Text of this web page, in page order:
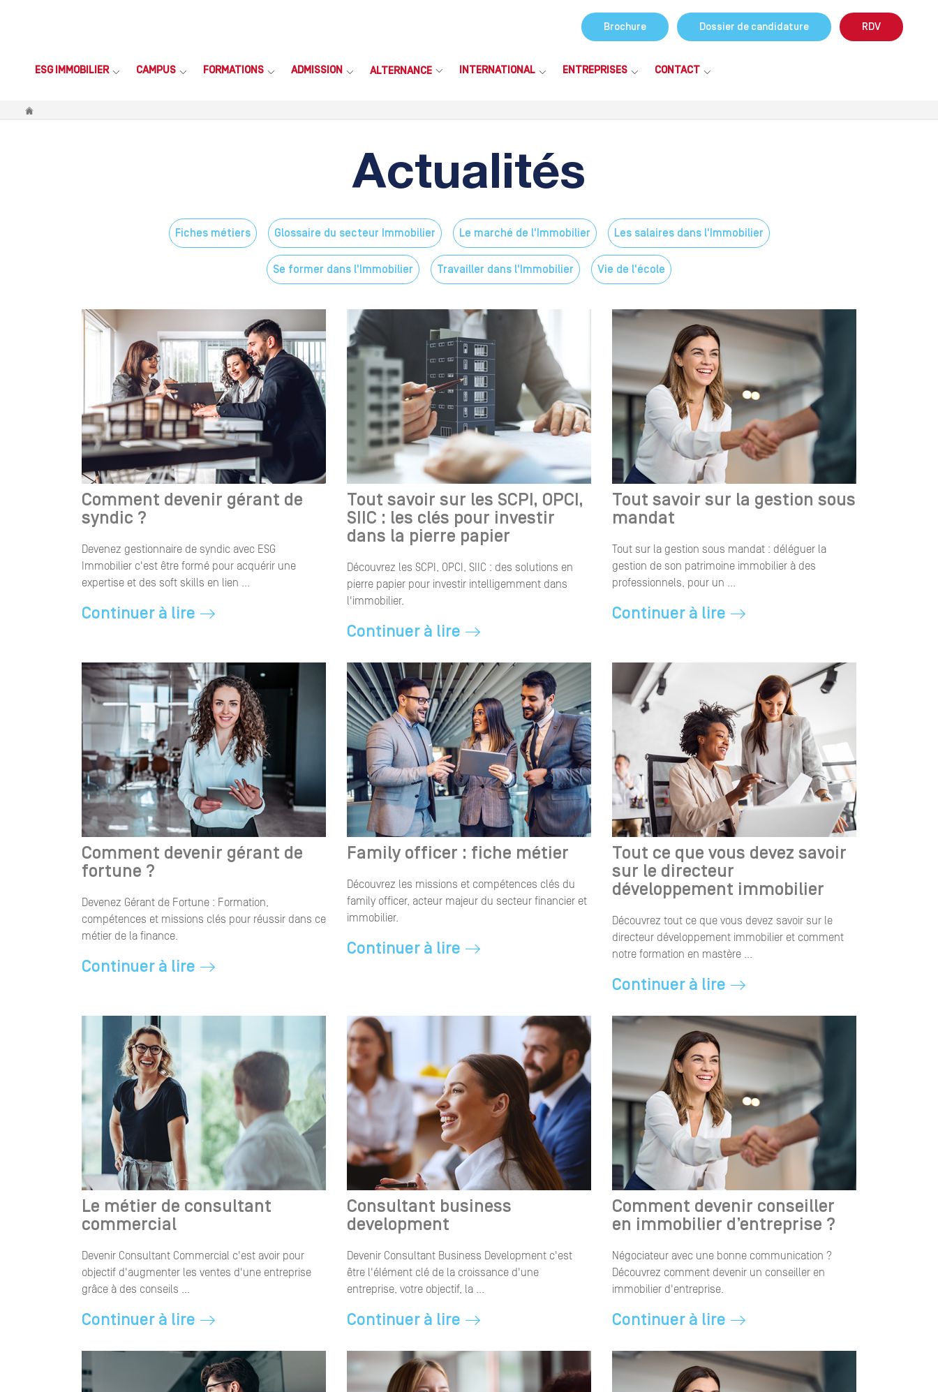
Brochure Dossier de candidature RDV
ESG IMMOBILIER CAMPUS FORMATIONS ADMISSION ALTERNANCE INTERNATIONAL ENTREPRISES CONTACT
Vous êtes ici
Actualités
Fiches métiers Glossaire du secteur Immobilier Le marché de l'Immobilier Les salaires dans l'Immobilier
Se former dans l'Immobilier Travailler dans l'Immobilier Vie de l'école
Comment devenir gérant de
syndic ?
Devenez gestionnaire de syndic avec ESG
Immobilier c'est être formé pour acquérir une
expertise et des soft skills en lien ...
Continuer à lire
Tout savoir sur les SCPI, OPCI,
SIIC : les clés pour investir
dans la pierre papier
Découvrez les SCPI, OPCI, SIIC : des solutions en
pierre papier pour investir intelligemment dans
l'immobilier.
Continuer à lire
Tout savoir sur la gestion sous
mandat
Tout sur la gestion sous mandat : déléguer la
gestion de son patrimoine immobilier à des
professionnels, pour un ...
Continuer à lire
Comment devenir gérant de
fortune ?
Devenez Gérant de Fortune : Formation,
compétences et missions clés pour réussir dans ce
métier de la finance.
Continuer à lire
Family officer : fiche métier
Découvrez les missions et compétences clés du
family officer, acteur majeur du secteur financier et
immobilier.
Continuer à lire
Tout ce que vous devez savoir
sur le directeur
développement immobilier
Découvrez tout ce que vous devez savoir sur le
directeur développement immobilier et comment
notre formation en mastère ...
Continuer à lire
Le métier de consultant
commercial
Devenir Consultant Commercial c'est avoir pour
objectif d'augmenter les ventes d'une entreprise
grâce à des conseils ...
Continuer à lire
Consultant business
development
Devenir Consultant Business Development c'est
être l'élément clé de la croissance d'une
entreprise, votre objectif, la ...
Continuer à lire
Comment devenir conseiller
en immobilier d’entreprise ?
Négociateur avec une bonne communication ?
Découvrez comment devenir un conseiller en
immobilier d'entreprise.
Continuer à lire